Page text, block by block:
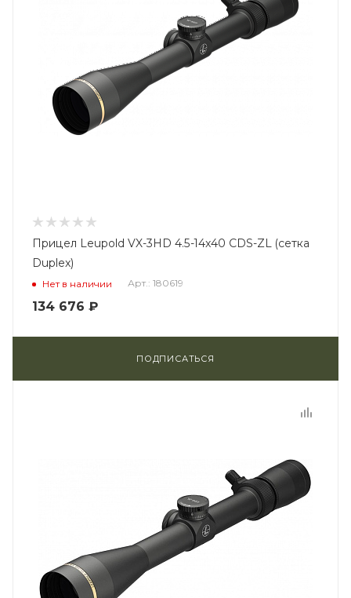
Прицел Leupold VX-3HD 4.5-14x40 CDS-ZL (сетка
Duplex)
Нет в наличии Арт.: 180619
134 676 ₽
ПОДПИСАТЬСЯ